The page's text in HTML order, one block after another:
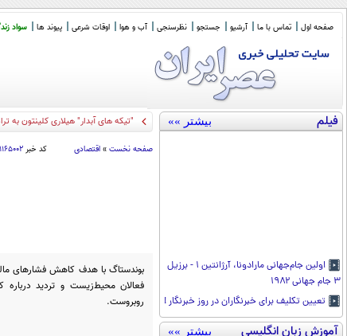
صفحه اول تماس با ما آرشیو جستجو نظرسنجی آب و هوا اوقات شرعی پیوند ها سواد
فیلم بیشتر »»
اولین جام‌جهانی مارادونا، آرژانتین ۱ - برزیل
۳ جام جهانی ۱۹۸۲
تعیین تکلیف برای خبرنگاران در روز خبرنگار !
آموزش زبان انگلیسی بیشتر »»
"تیکه های آبدار" هیلاری کلینتون به
صفحه نخست » اقتصادی کد خبر ۱۱۶۵۰۰۲
بوندستاگ با هدف کاهش فشارهای
فعالان محیط‌زیست و تردید
روبروست.